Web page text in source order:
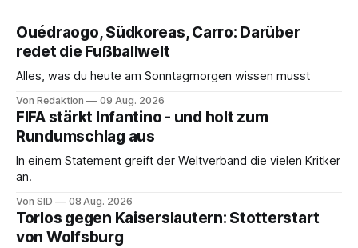
Ouédraogo, Südkoreas, Carro: Darüber
redet die Fußballwelt
Alles, was du heute am Sonntagmorgen wissen musst
Von Redaktion 09 Aug. 2026
FIFA stärkt Infantino - und holt zum
Rundumschlag aus
In einem Statement greift der Weltverband die vielen Kritker
an.
Von SID 08 Aug. 2026
Torlos gegen Kaiserslautern: Stotterstart
von Wolfsburg